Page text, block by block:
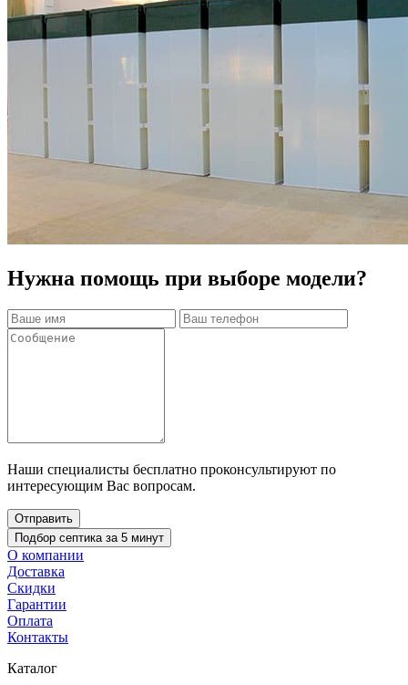
Нужна помощь при выборе модели?
Наши специалисты бесплатно проконсультируют по
интересующим Вас вопросам.
Подбор септика за 5 минут
О компании
Доставка
Скидки
Гарантии
Оплата
Контакты
Каталог